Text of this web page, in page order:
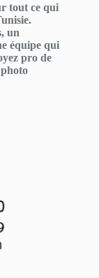
tout ce qui
un
équipe qui
pro de